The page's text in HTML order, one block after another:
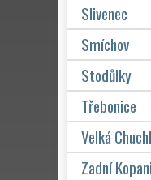
Slivenec
Smíchov
Stodůlky
Třebonice
Velká
Zadní